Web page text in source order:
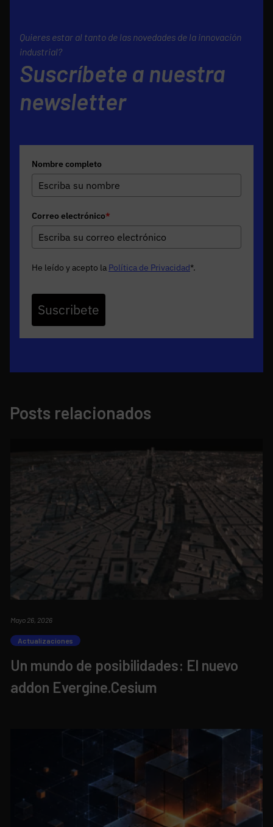
Quieres estar al tanto de las novedades de la innovación
industrial?
Suscríbete a nuestra
newsletter
Nombre completo
Correo electrónico*
He leído y acepto la Política de Privacidad*.
Suscribete
Posts relacionados
Mayo 26, 2026
Actualizaciones
Un mundo de posibilidades: El nuevo
addon Evergine.Cesium